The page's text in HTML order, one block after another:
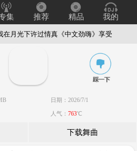
集 推荐 精品 我的
在月光下许过情真《中文劲嗨》享受
日期：2026/7/1
人气： 763℃
下载舞曲